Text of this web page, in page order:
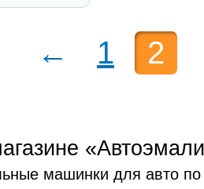
← 1 2
машинки для авто